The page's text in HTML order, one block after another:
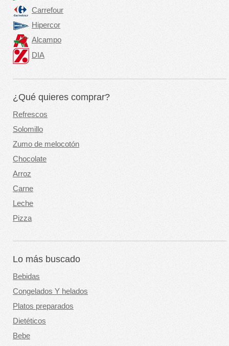
Carrefour
Hipercor
Alcampo
DIA
¿Qué quieres comprar?
Refrescos
Solomillo
Zumo de melocotón
Chocolate
Arroz
Carne
Leche
Pizza
Lo más buscado
Bebidas
Congelados Y helados
Platos preparados
Dietéticos
Bebe